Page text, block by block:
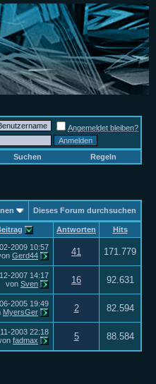
Angemeldet bleiben?
Suchen Regeln
Dieses Forum durchsuchen
Antworten Hits
2009 10:57
Gerd44 41 171.779
2007 14:17
von Sven 16 92.631
2005 19:49
MyersGer 2 82.594
2003 22:18
fadmax 5 88.584